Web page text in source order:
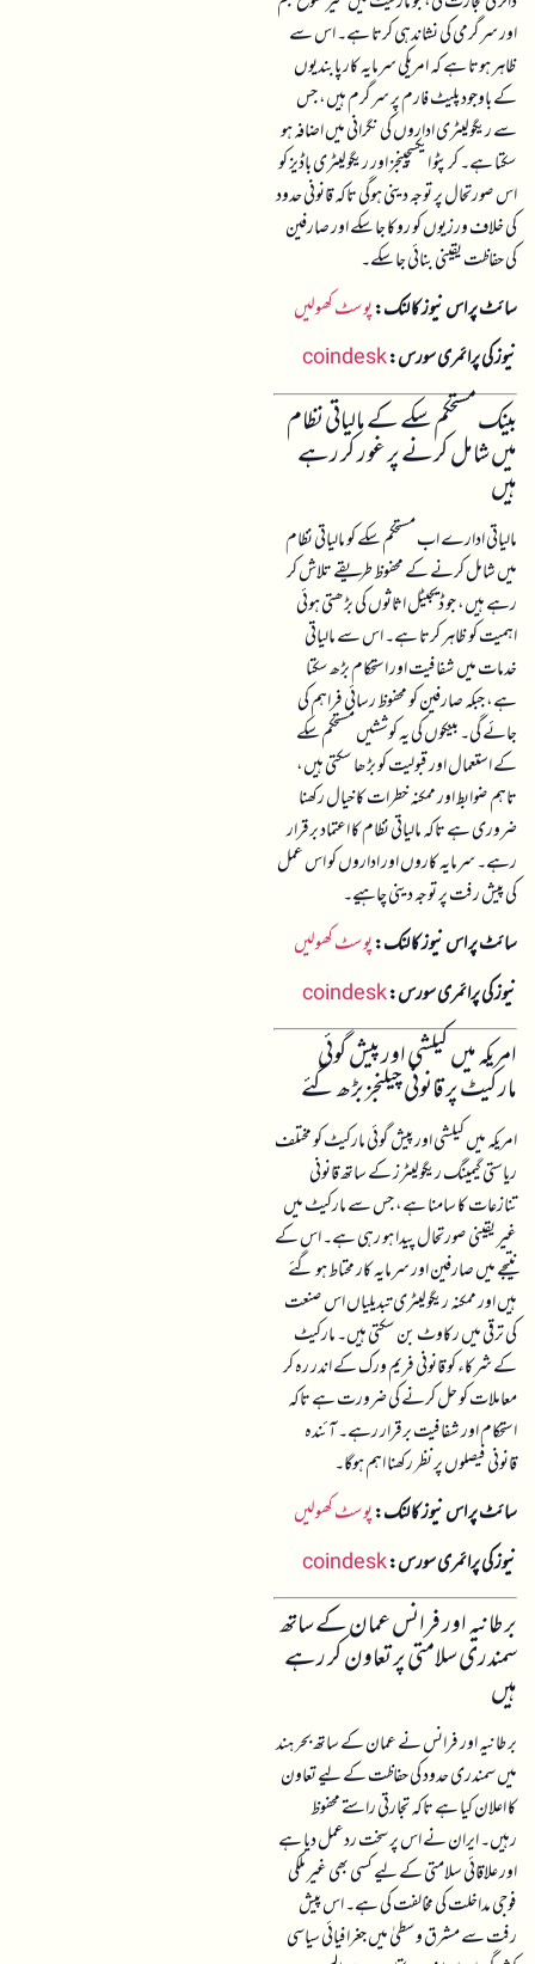
اور سرگرمی کی نشاندہی کرتا ہے۔ اس سے
ظاہر ہوتا ہے کہ امریکی سرمایہ کار پابندیوں
کے باوجود پلیٹ فارم پر سرگرم ہیں، جس
سے ریگولیٹری اداروں کی نگرانی میں اضافہ ہو
سکتا ہے۔ کرپٹو ایکسچینجز اور ریگولیٹری باڈیز کو
اس صورتحال پر توجہ دینی ہوگی تاکہ قانونی حدود
کی خلاف ورزیوں کو روکا جا سکے اور صارفین
کی حفاظت یقینی بنائی جا سکے۔
سائٹ پر اس نیوز کا لنک:پوسٹ کھولیں
نیوز کی پرائمری سورس:coindesk
بینک مستحکم سکے کے مالیاتی نظام
میں شامل کرنے پر غور کر رہے
ہیں
مالیاتی ادارے اب مستحکم سکے کو مالیاتی نظام
میں شامل کرنے کے محفوظ طریقے تلاش کر
رہے ہیں، جو ڈیجیٹل اثاثوں کی بڑھتی ہوئی
اہمیت کو ظاہر کرتا ہے۔ اس سے مالیاتی
خدمات میں شفافیت اور استحکام بڑھ سکتا
ہے، جبکہ صارفین کو محفوظ رسائی فراہم کی
جائے گی۔ بینکوں کی یہ کوششیں مستحکم سکے
کے استعمال اور قبولیت کو بڑھا سکتی ہیں،
تاہم ضوابط اور ممکنہ خطرات کا خیال رکھنا
ضروری ہے تاکہ مالیاتی نظام کا اعتماد برقرار
رہے۔ سرمایہ کاروں اور اداروں کو اس عمل
کی پیش رفت پر توجہ دینی چاہیے۔
سائٹ پر اس نیوز کا لنک:پوسٹ کھولیں
نیوز کی پرائمری سورس:coindesk
امریکہ میں کیلشی اور پیش گوئی
مارکیٹ پر قانونی چیلنجز بڑھ گئے
امریکہ میں کیلشی اور پیش گوئی مارکیٹ کو مختلف
ریاستی گیمینگ ریگولیٹرز کے ساتھ قانونی
تنازعات کا سامنا ہے، جس سے مارکیٹ میں
غیر یقینی صورتحال پیدا ہو رہی ہے۔ اس کے
نتیجے میں صارفین اور سرمایہ کار محتاط ہو گئے
ہیں اور ممکنہ ریگولیٹری تبدیلیاں اس صنعت
کی ترقی میں رکاوٹ بن سکتی ہیں۔ مارکیٹ
کے شرکاء کو قانونی فریم ورک کے اندر رہ کر
معاملات کو حل کرنے کی ضرورت ہے تاکہ
استحکام اور شفافیت برقرار رہے۔ آئندہ
قانونی فیصلوں پر نظر رکھنا اہم ہوگا۔
سائٹ پر اس نیوز کا لنک:پوسٹ کھولیں
نیوز کی پرائمری سورس:coindesk
برطانیہ اور فرانس عمان کے ساتھ
سمندری سلامتی پر تعاون کر رہے
ہیں
برطانیہ اور فرانس نے عمان کے ساتھ بحر ہند
میں سمندری حدود کی حفاظت کے لیے تعاون
کا اعلان کیا ہے تاکہ تجارتی راستے محفوظ
رہیں۔ ایران نے اس پر سخت ردعمل دیا ہے
اور علاقائی سلامتی کے لیے کسی بھی غیر ملکی
فوجی مداخلت کی مخالفت کی ہے۔ اس پیش
رفت سے مشرق وسطیٰ میں جغرافیائی سیاسی